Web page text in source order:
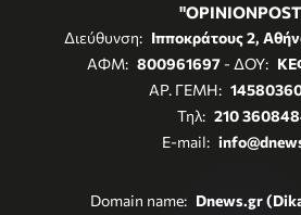
Διεύθυνση: Ιπποκράτους 2,
ΑΦΜ: 800961697- ΔΟΥ:
ΑΡ. ΓΕΜΗ:
Τηλ: 210
E-mail:
Domain name: Dnews.gr